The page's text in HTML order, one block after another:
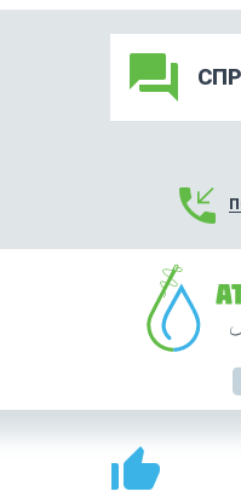
forum
phone_callback
thumb_up_alt